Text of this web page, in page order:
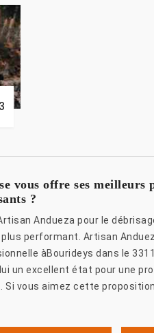
vous offre ses meilleurs
?
Andueza pour le
performant. Artisan
àBourideys dans le
un excellent état pour une
Si vous aimez cette